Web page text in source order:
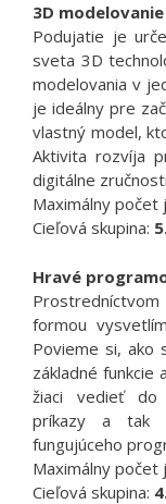
3D modelovanie
Podujatie je
sveta 3D
modelovania v
je ideálny pre
vlastný model,
Aktivita rozvíja
digitálne
Maximálny počet
Cieľová skupina:
Hravé
formou
Povieme si, ako
základné funkcie
žiaci vedieť do
príkazy a tak
fungujúceho
Maximálny počet
Cieľová skupina: